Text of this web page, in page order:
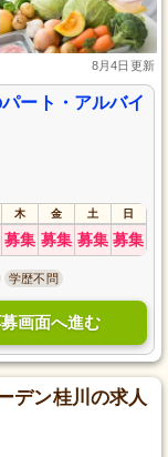
8月4日更新
ート・アルバイ
木 金 土 日
募集 募集 募集 募集
学歴不問
画面へ進む
デン桂川の求人